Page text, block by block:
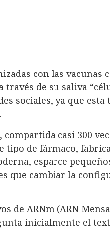
con las vacunas
través de su saliva
sociales, ya que esta
casi 300
tipo de fármaco,
esparce
que cambiar la
de ARNm (ARN
inicialmente el